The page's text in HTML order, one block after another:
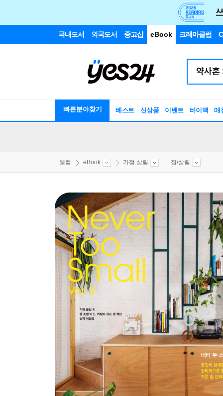
국내도서 외국도서 중고샵 eBook 크레마클럽
빠른분야찾기 베스트 신상품 이벤트 바이백 매
웰컴 eBook 가정 살림 집/살림